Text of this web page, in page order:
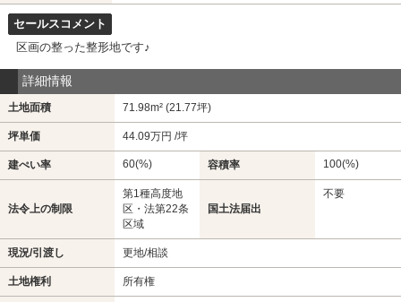
セールスコメント
区画の整った整形地です♪
詳細情報
土地面積 71.98m² (21.77坪)
坪単価 44.09万円 /坪
建ぺい率 60(%) 容積率 100(%)
法令上の制限
第1種高度地
区・法第22条
区域
国土法届出
不要
現況/引渡し 更地/相談
土地権利 所有権